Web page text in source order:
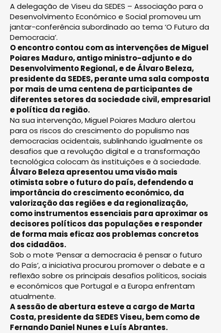
A delegação de Viseu da SEDES – Associação para o
Desenvolvimento Económico e Social promoveu um
jantar-conferência subordinado ao tema ‘O Futuro da
Democracia’.
O encontro contou com as intervenções de Miguel
Poiares Maduro, antigo ministro-adjunto e do
Desenvolvimento Regional, e de Álvaro Beleza,
presidente da SEDES, perante uma sala composta
por mais de uma centena de participantes de
diferentes setores da sociedade civil, empresarial
e política da região.
Na sua intervenção, Miguel Poiares Maduro alertou
para os riscos do crescimento do populismo nas
democracias ocidentais, sublinhando igualmente os
desafios que a revolução digital e a transformação
tecnológica colocam às instituições e à sociedade.
Álvaro Beleza apresentou uma visão mais
otimista sobre o futuro do país, defendendo a
importância do crescimento económico, da
valorização das regiões e da regionalização,
como instrumentos essenciais para aproximar os
decisores políticos das populações e responder
de forma mais eficaz aos problemas concretos
dos cidadãos.
Sob o mote ‘Pensar a democracia é pensar o futuro
do País’, a iniciativa procurou promover o debate e a
reflexão sobre os principais desafios políticos, sociais
e económicos que Portugal e a Europa enfrentam
atualmente.
A sessão de abertura esteve a cargo de Marta
Costa, presidente da SEDES Viseu, bem como de
Fernando Daniel Nunes e Luís Abrantes.